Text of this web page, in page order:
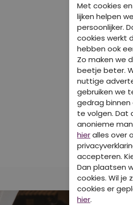
Met cookies
lijken helpen
persoonlijker.
cookies werkt
hebben ook
Zo maken we
beetje beter.
nuttige
gebruiken we
gedrag
te volgen. Dat
anonieme
hieralles over
accepteren.
Dan plaatsen
cookies. Wil je
cookies er
hier.